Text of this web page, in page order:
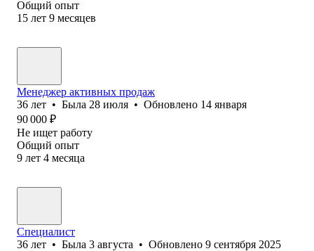
Общий опыт
15 лет 9 месяцев
Менеджер активных продаж
36 лет • Была 28 июля • Обновлено 14 января
90 000 ₽
Не ищет работу
Общий опыт
9 лет 4 месяца
Специалист
36 лет • Была 3 августа • Обновлено 9 сентября 2025